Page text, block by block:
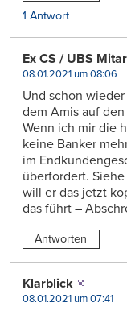
1 Antwort
Ex CS / UBS
08.01.2021 um 08:06
Und schon
dem Amis auf
Wenn ich mir die
keine Banker
im
überfordert.
will er das jetzt
das führt –
Antworten
Klarblick
08.01.2021 um 07:41